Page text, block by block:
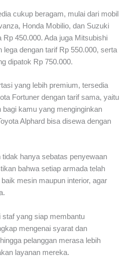
cukup beragam, mulai dari mobil
Honda Mobilio, dan Suzuki
Rp 450.000. Ada juga Mitsubishi
lega dengan tarif Rp 550.000, serta
dipatok Rp 750.000.
yang lebih premium, tersedia
Fortuner dengan tarif sama, yaitu
bagi kamu yang menginginkan
Alphard bisa disewa dengan
tidak hanya sebatas penyewaan
bahwa setiap armada telah
mesin maupun interior, agar
staf yang siap membantu
mengenai syarat dan
pelanggan merasa lebih
layanan mereka.